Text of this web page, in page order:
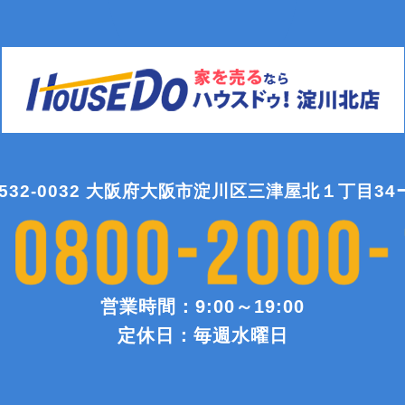
0032 大阪府大阪市淀川区三津屋北１丁目34
営業時間：9:00～19:00
定休日：毎週水曜日